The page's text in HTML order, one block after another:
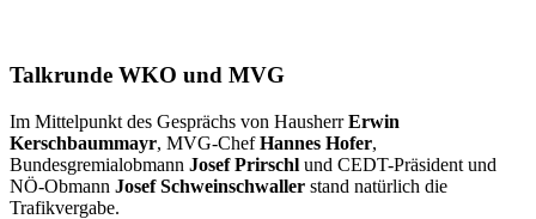
Talkrunde WKO und MVG
Im Mittelpunkt des Gesprächs von HausherrErwin
Kerschbaummayr, MVG-ChefHannes Hofer,
Bundesgremialobmann Josef Prirschl und CEDT-Präsident und
NÖ-Obmann Josef Schweinschwaller stand natürlich die
Trafikvergabe.